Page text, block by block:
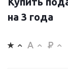
на 3 года